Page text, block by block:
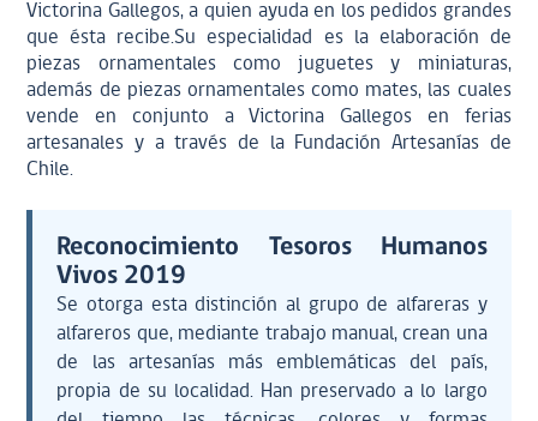
Victorina Gallegos, a quien ayuda en los pedidos grandes
que ésta recibe.Su especialidad es la elaboración de
piezas ornamentales como juguetes y miniaturas,
además de piezas ornamentales como mates, las cuales
vende en conjunto a Victorina Gallegos en ferias
artesanales y a través de la Fundación Artesanías de
Chile.
Reconocimiento Tesoros Humanos
Vivos 2019
Se otorga esta distinción al grupo de alfareras y
alfareros que, mediante trabajo manual, crean una
de las artesanías más emblemáticas del país,
propia de su localidad. Han preservado a lo largo